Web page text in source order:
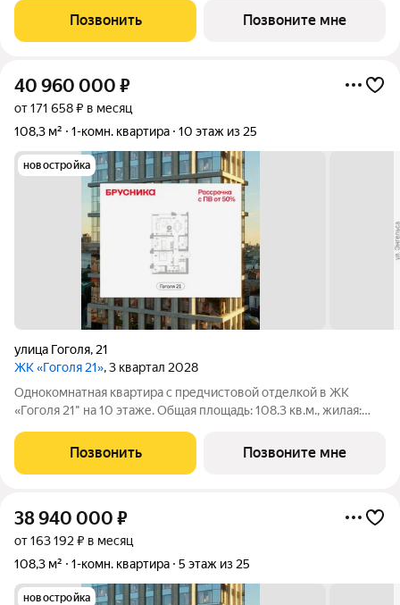
в проекте Гоголя 21. Особенности планировки: окна в пол,
панорамное
Позвонить Позвоните мне
40 960 000 ₽
от 171 658 ₽ в месяц
108,3 м²
1-комн. квартира 10 этаж из 25
новостройка
улица Гоголя, 21
ЖК «Гоголя 21», 3 квартал 2028
Однокомнатная квартира с предчистовой отделкой в ЖК
«Гоголя 21" на 10 этаже. Общая площадь: 108.3 кв.м., жилая:
Квартира угловая, окна oбecпeчивaют paвнoмepнoe ocвeщeниe
в тeчeниe дня. В
Позвонить Позвоните мне
38 940 000 ₽
от 163 192 ₽ в месяц
108,3 м²
1-комн. квартира 5 этаж из 25
новостройка